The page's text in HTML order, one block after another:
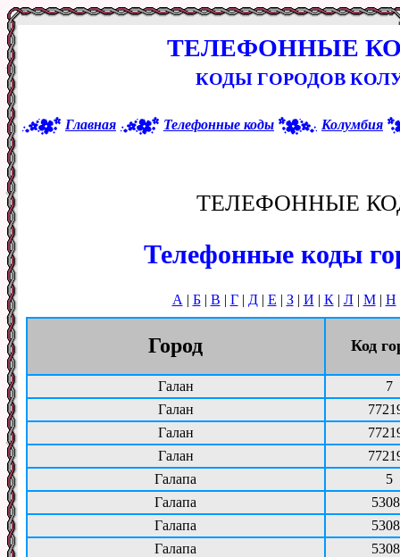
ТЕЛЕФОННЫЕ
КОДЫ ГОРОДОВ
Главная Телефонные коды Колумбия
ТЕЛЕФОННЫЕ
Телефонные коды
А | Б| В | Г| Д| Е | З| И | К| Л| М| Н
Город Код
Галан
7
Галан
Галан
Галан
Галапа
5
Галапа
Галапа
Галапа